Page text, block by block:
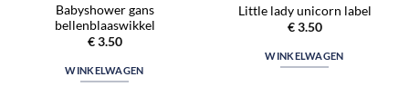
Babyshower gans
bellenblaaswikkel
€3.50
WINKELWAGEN
Little lady unicorn label
€3.50
WINKELWAGEN